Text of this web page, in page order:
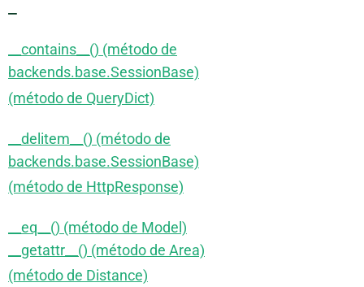
__contains__() (método de
backends.base.SessionBase)
(método de QueryDict)
__delitem__() (método de
backends.base.SessionBase)
(método de HttpResponse)
__eq__() (método de Model)
__getattr__() (método de Area)
(método de Distance)